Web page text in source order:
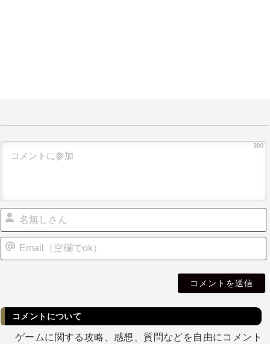
300
コメントについて
ゲームに関する攻略、感想、質問などを自由にコメント